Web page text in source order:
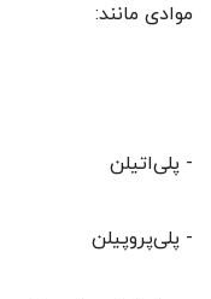
موادی مانند:
- پلی‌اتیلن
- پلی‌پروپیلن